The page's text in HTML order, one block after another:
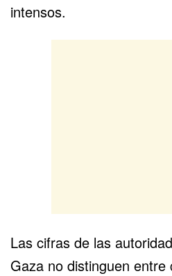
intensos.
Las cifras de las
Gaza no distinguen entre